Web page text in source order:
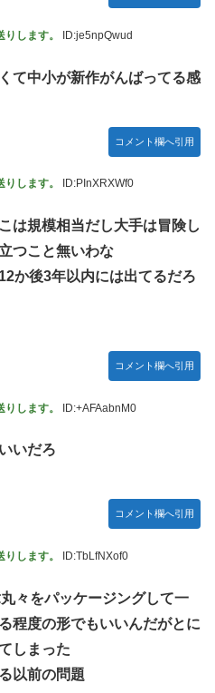
します。 ID:je5npQwud
て中小が新作がんばってる感
コメント欄へ引用
します。 ID:PInXRXWf0
は規模相当だし大手は冒険し
つこと無いわな
か後3年以内には出てるだろ
コメント欄へ引用
します。 ID:+AFAabnM0
いだろ
コメント欄へ引用
します。 ID:TbLfNXof0
々をパッケージングして一
程度の形でもいいんだがとに
しまった
以前の問題